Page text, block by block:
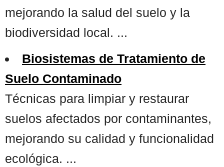
mejorando la salud del suelo y la
biodiversidad local. ...
Biosistemas de Tratamiento de
Suelo Contaminado
Técnicas para limpiar y restaurar
suelos afectados por contaminantes,
mejorando su calidad y funcionalidad
ecológica. ...